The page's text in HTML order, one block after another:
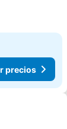
precios